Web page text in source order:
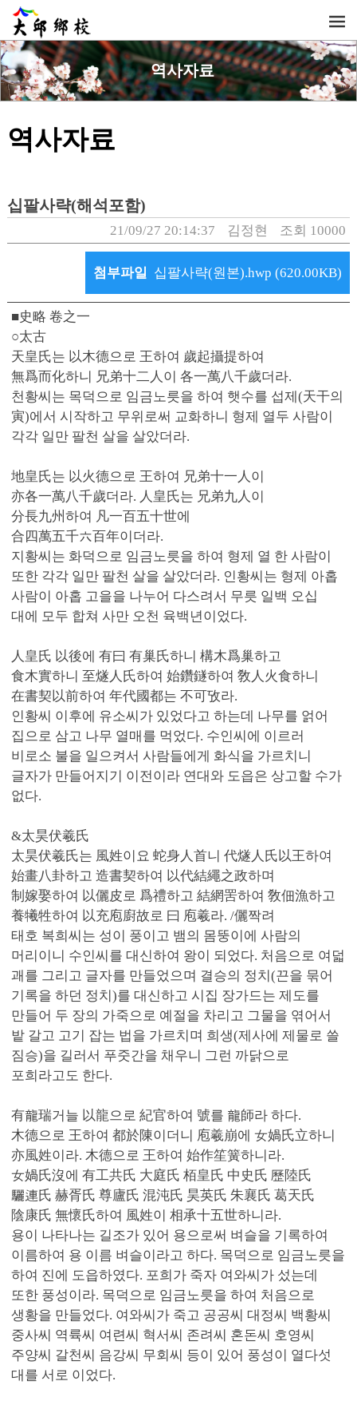
역사자료
역사자료
십팔사략(해석포함)
21/09/27 20:14:37 김정현 조회 10000
첨부파일 십팔사략(원본).hwp (620.00KB)
■史略 卷之一
○太古
天皇氏는 以木德으로 王하여 歲起攝提하여
無爲而化하니 兄弟十二人이 各一萬八千歲더라.
천황씨는 목덕으로 임금노릇을 하여 햇수를 섭제(天干의
寅)에서 시작하고 무위로써 교화하니 형제 열두 사람이
각각 일만 팔천 살을 살았더라.
地皇氏는 以火德으로 王하여 兄弟十一人이
亦各一萬八千歲더라. 人皇氏는 兄弟九人이
分長九州하여 凡一百五十世에
合四萬五千六百年이더라.
지황씨는 화덕으로 임금노릇을 하여 형제 열 한 사람이
또한 각각 일만 팔천 살을 살았더라. 인황씨는 형제 아홉
사람이 아홉 고을을 나누어 다스려서 무릇 일백 오십
대에 모두 합쳐 사만 오천 육백년이었다.
人皇氏 以後에 有曰 有巢氏하니 構木爲巢하고
食木實하니 至燧人氏하여 始鑽鐩하여 敎人火食하니
在書契以前하여 年代國都는 不可攷라.
인황씨 이후에 유소씨가 있었다고 하는데 나무를 얽어
집으로 삼고 나무 열매를 먹었다. 수인씨에 이르러
비로소 불을 일으켜서 사람들에게 화식을 가르치니
글자가 만들어지기 이전이라 연대와 도읍은 상고할 수가
없다.
&太昊伏羲氏
太昊伏羲氏는 風姓이요 蛇身人首니 代燧人氏以王하여
始畫八卦하고 造書契하여 以代結繩之政하며
制嫁娶하여 以儷皮로 爲禮하고 結網罟하여 敎佃漁하고
養犧牲하여 以充庖廚故로 曰 庖羲라. /儷짝려
태호 복희씨는 성이 풍이고 뱀의 몸뚱이에 사람의
머리이니 수인씨를 대신하여 왕이 되었다. 처음으로 여덟
괘를 그리고 글자를 만들었으며 결승의 정치(끈을 묶어
기록을 하던 정치)를 대신하고 시집 장가드는 제도를
만들어 두 장의 가죽으로 예절을 차리고 그물을 엮어서
밭 갈고 고기 잡는 법을 가르치며 희생(제사에 제물로 쓸
짐승)을 길러서 푸줏간을 채우니 그런 까닭으로
포희라고도 한다.
有龍瑞거늘 以龍으로 紀官하여 號를 龍師라 하다.
木德으로 王하여 都於陳이더니 庖羲崩에 女媧氏立하니
亦風姓이라. 木德으로 王하여 始作笙簧하니라.
女媧氏沒에 有工共氏 大庭氏 栢皇氏 中史氏 歷陸氏
驪連氏 赫胥氏 尊廬氏 混沌氏 昊英氏 朱襄氏 葛天氏
陰康氏 無懷氏하여 風姓이 相承十五世하니라.
용이 나타나는 길조가 있어 용으로써 벼슬을 기록하여
이름하여 용 이름 벼슬이라고 하다. 목덕으로 임금노릇을
하여 진에 도읍하였다. 포희가 죽자 여와씨가 섰는데
또한 풍성이라. 목덕으로 임금노릇을 하여 처음으로
생황을 만들었다. 여와씨가 죽고 공공씨 대정씨 백황씨
중사씨 역륙씨 여련씨 혁서씨 존려씨 혼돈씨 호영씨
주양씨 갈천씨 음강씨 무회씨 등이 있어 풍성이 열다섯
대를 서로 이었다.